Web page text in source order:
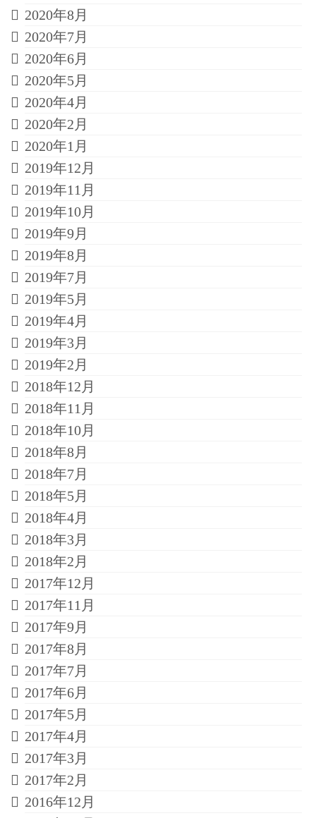
2020年8月
2020年7月
2020年6月
2020年5月
2020年4月
2020年2月
2020年1月
2019年12月
2019年11月
2019年10月
2019年9月
2019年8月
2019年7月
2019年5月
2019年4月
2019年3月
2019年2月
2018年12月
2018年11月
2018年10月
2018年8月
2018年7月
2018年5月
2018年4月
2018年3月
2018年2月
2017年12月
2017年11月
2017年9月
2017年8月
2017年7月
2017年6月
2017年5月
2017年4月
2017年3月
2017年2月
2016年12月